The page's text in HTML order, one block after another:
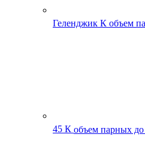
Геленджик К объем
45 К объем парных